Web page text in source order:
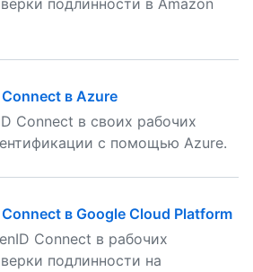
подлинности в Amazon
в Azure
Connect в своих рабочих
с помощью Azure.
в Google Cloud Platform
Connect в рабочих
подлинности на